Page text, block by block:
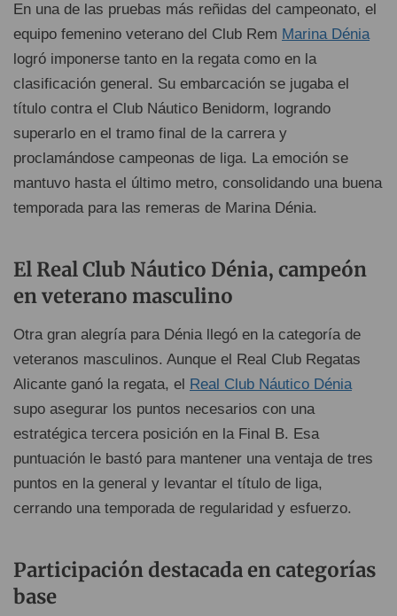
En una de las pruebas más reñidas del campeonato, el
equipo femenino veterano del Club Rem Marina Dénia
logró imponerse tanto en la regata como en la
clasificación general. Su embarcación se jugaba el
título contra el Club Náutico Benidorm, logrando
superarlo en el tramo final de la carrera y
proclamándose campeonas de liga. La emoción se
mantuvo hasta el último metro, consolidando una buena
temporada para las remeras de Marina Dénia.
El Real Club Náutico Dénia, campeón
en veterano masculino
Otra gran alegría para Dénia llegó en la categoría de
veteranos masculinos. Aunque el Real Club Regatas
Alicante ganó la regata, el
Real Club Náutico Dénia
supo asegurar los puntos necesarios con una
estratégica tercera posición en la Final B. Esa
puntuación le bastó para mantener una ventaja de tres
puntos en la general y levantar el título de liga,
cerrando una temporada de regularidad y esfuerzo.
Participación destacada en categorías
base